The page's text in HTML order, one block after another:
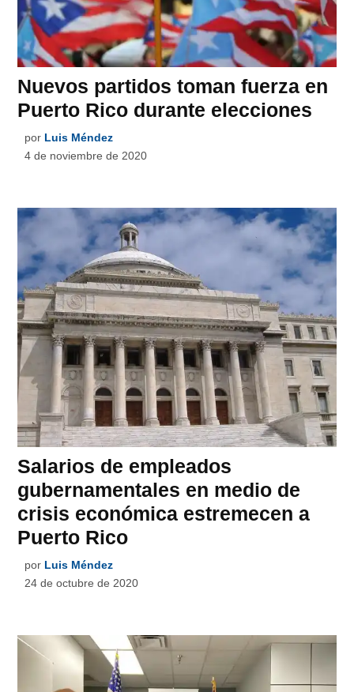
Nuevos partidos toman fuerza en
Puerto Rico durante elecciones
por Luis Méndez
4 de noviembre de 2020
Salarios de empleados
gubernamentales en medio de
crisis económica estremecen a
Puerto Rico
por Luis Méndez
24 de octubre de 2020